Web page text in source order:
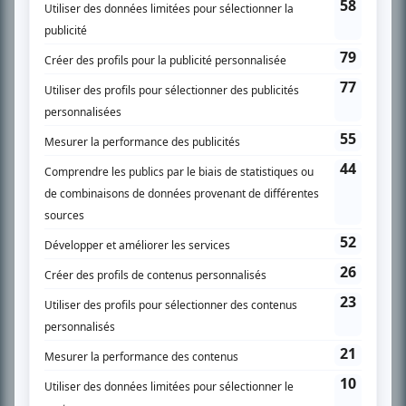
SUR LE RÉSEAU BIZZ MÉDIA
PLAN DU SITE
Accueil
Liste des oeuvres
Recherche avancée
À propos
Nous contacter
Termes et conditions
Politique de confidentialité
Gestion du consentement